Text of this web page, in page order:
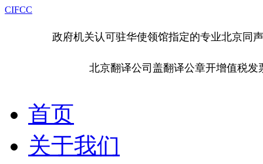
CIFCC
政府机关认可驻华使领馆指定的专业北京同
北京翻译公司盖翻译公章开增值税发
首页
关于我们